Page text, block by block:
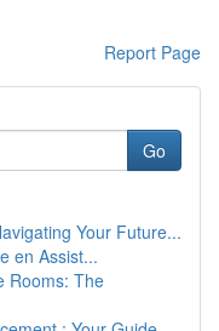
Report Page
Go
Your Future...
en Assist...
Rooms: The